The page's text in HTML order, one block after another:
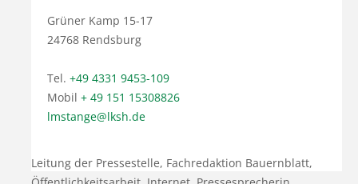
Grüner Kamp 15-17
24768 Rendsburg
Tel. +49 4331 9453-109
Mobil + 49 151 15308826
lmstange@lksh.de
Leitung der Pressestelle, Fachredaktion Bauernblatt,